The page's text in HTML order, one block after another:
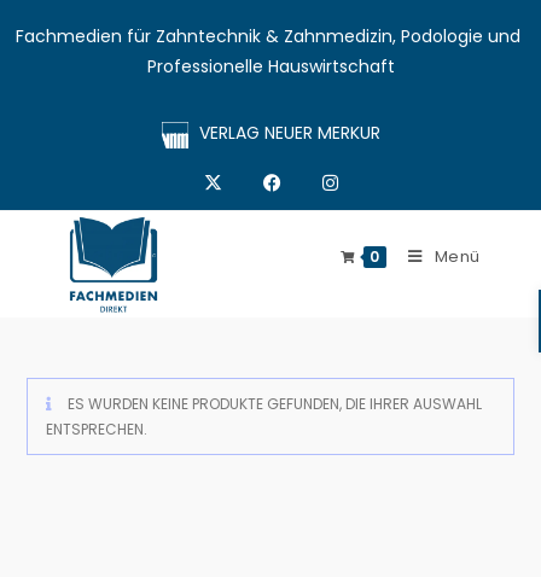
Fachmedien für Zahntechnik & Zahnmedizin, Podologie und
Professionelle Hauswirtschaft
VERLAG NEUER MERKUR
0 Menü
ES WURDEN KEINE PRODUKTE GEFUNDEN, DIE IHRER AUSWAHL
ENTSPRECHEN.